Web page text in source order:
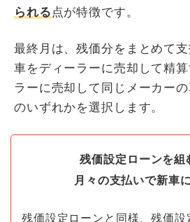
られる 点が特徴です。
最終月は、残価分をまとめて支
車をディーラーに売却して精
ラーに売却して同じメーカーの
のいずれかを選択します。
残価設定ローンを組
月々の支払いで新車
残価設定ローンと同様、残価